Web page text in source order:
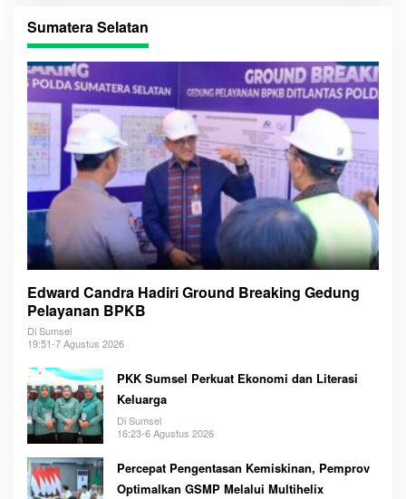
Sumatera Selatan
Edward Candra Hadiri Ground Breaking Gedung
Pelayanan BPKB
Di Sumsel
19:51-7 Agustus 2026
PKK Sumsel Perkuat Ekonomi dan Literasi
Keluarga
Di Sumsel
16:23-6 Agustus 2026
Percepat Pengentasan Kemiskinan, Pemprov
Optimalkan GSMP Melalui Multihelix